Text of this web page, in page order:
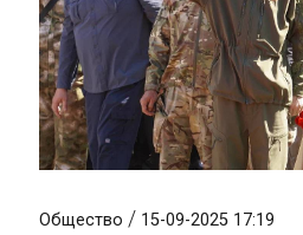
Общество / 15-09-2025 17:19